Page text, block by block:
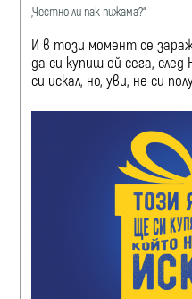
„Честно ли пак пижама?“
И в този момент се
да си купиш ей сега, след
си искал, но, уви, не си